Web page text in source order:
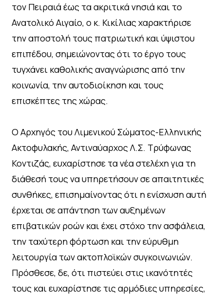
τον Πειραιά έως τα ακριτικά νησιά και το
Ανατολικό Αιγαίο, ο κ. Κικίλιας χαρακτήρισε
την αποστολή τους πατριωτική και ύψιστου
επιπέδου, σημειώνοντας ότι το έργο τους
τυγχάνει καθολικής αναγνώρισης από την
κοινωνία, την αυτοδιοίκηση και τους
επισκέπτες της χώρας.
Ο Αρχηγός του Λιμενικού Σώματος-Ελληνικής
Ακτοφυλακής, Αντιναύαρχος Λ.Σ. Τρύφωνας
Κοντιζάς, ευχαρίστησε τα νέα στελέχη για τη
διάθεσή τους να υπηρετήσουν σε απαιτητικές
συνθήκες, επισημαίνοντας ότι η ενίσχυση αυτή
έρχεται σε απάντηση των αυξημένων
επιβατικών ροών και έχει στόχο την ασφάλεια,
την ταχύτερη φόρτωση και την εύρυθμη
λειτουργία των ακτοπλοϊκών συγκοινωνιών.
Πρόσθεσε, δε, ότι πιστεύει στις ικανότητές
τους και ευχαρίστησε τις αρμόδιες υπηρεσίες,